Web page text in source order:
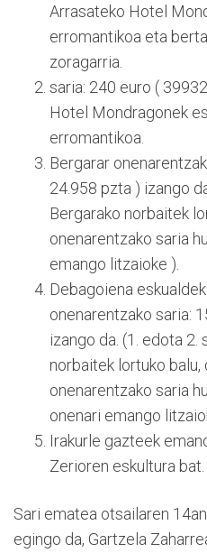
Arrasateko Hotel
erromantikoa eta
zoragarria.
saria: 240 euro (
Hotel Mondragonek
erromantikoa.
Bergarar
24.958 pzta ) izango
Bergarako norbaitek
onenarentzako saria
emango litzaioke ).
Debagoiena
onenarentzako saria:
izango da. (1. edota
norbaitek lortuko balu,
onenarentzako saria
onenari emango
Irakurle gazteek
Zerioren eskultura bat.
Sari ematea otsailaren
egingo da, Gartzela